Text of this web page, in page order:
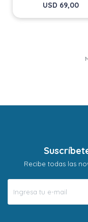
USD 69,00
Recibe todas las